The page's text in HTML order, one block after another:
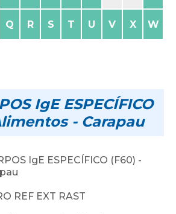
Q R S T U V X W
IgE ESPECÍFICO
- Carapau
IgE ESPECÍFICO (F60) -
REF EXT RAST